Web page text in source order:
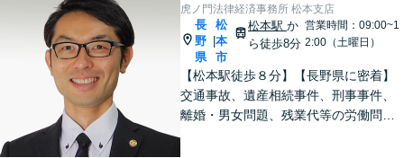
虎ノ門法律経済事務所 松本支店
長
野
県
松
本
市
松本駅 か
ら徒歩8分
営業時間：09:00~1
2:00（土曜日）
【松本駅徒歩８分】【長野県に密着】
交通事故、遺産相続事件、刑事事件、
離婚・男女問題、残業代等の労働問題